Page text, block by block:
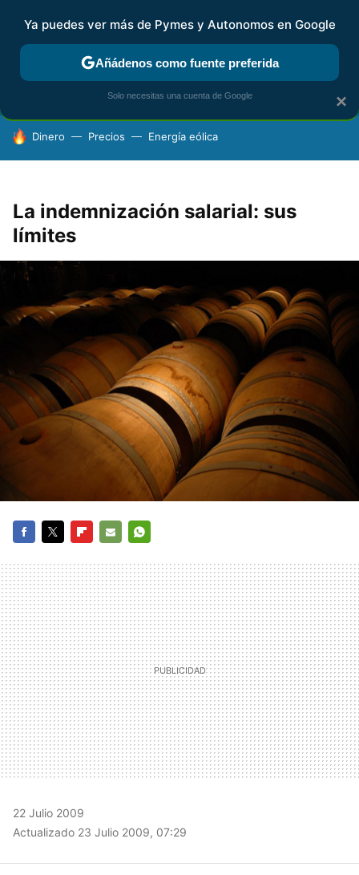
FISCALIDAD Y CONTABILIDAD KIT DIGITAL RENTA
HOY SE HABLA DE
Dinero Precios Energía eólica
La indemnización salarial: sus
límites
MAIL
22 Julio 2009
Actualizado 23 Julio 2009, 07:29
×
Ya puedes ver más de Pymes y Autonomos en Google
Añádenos como fuente preferida
Solo necesitas una cuenta de Google